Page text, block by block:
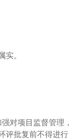
。
对项目监督管理，
评批复前不得进行